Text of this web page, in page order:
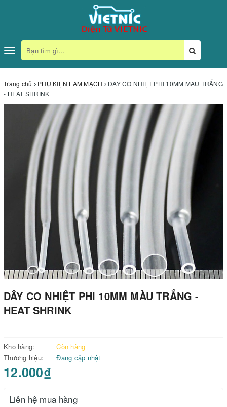
Toggle
navigation
Trang chủ PHỤ KIỆN LÀM MẠCH
DÂY CO NHIỆT PHI 10MM MÀU TRẮNG
- HEAT SHRINK
DÂY CO NHIỆT PHI 10MM MÀU TRẮNG -
HEAT SHRINK
Kho hàng:
Còn hàng
Thương hiệu:
Đang cập nhật
12.000₫
Liên hệ mua hàng